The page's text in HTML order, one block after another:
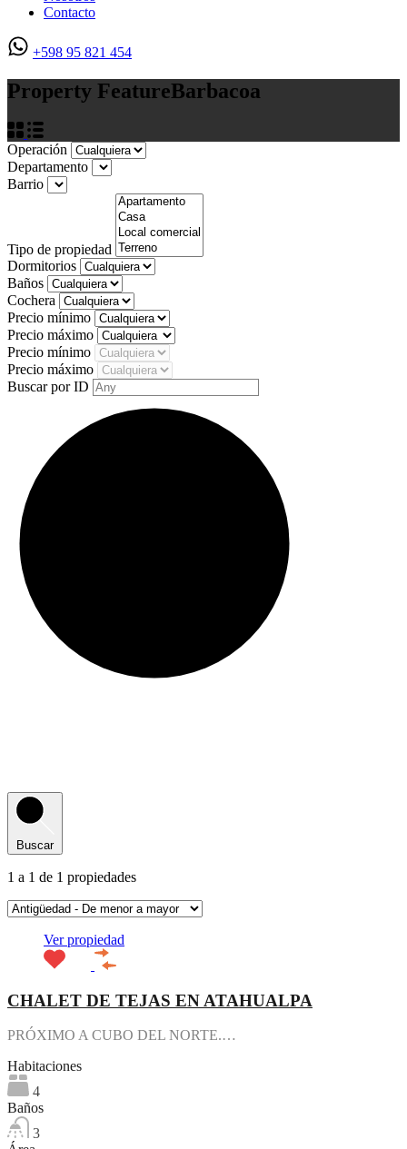
Contacto
+598 95 821 454
Property FeatureBarbacoa
Operación
Departamento
Barrio
Tipo de propiedad
Dormitorios
Baños
Cochera
Precio mínimo
Precio máximo
Precio mínimo
Precio máximo
Buscar por ID
Buscar
1 a 1 de 1 propiedades
Ver propiedad
CHALET DE TEJAS EN ATAHUALPA
PRÓXIMO A CUBO DEL NORTE.…
Habitaciones
4
Baños
3